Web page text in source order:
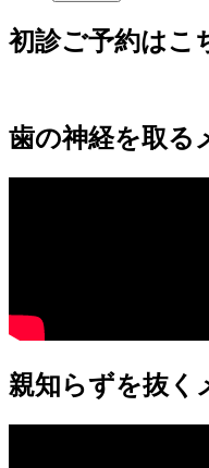
初診ご予約はこ
歯の神経を取る
親知らずを抜く